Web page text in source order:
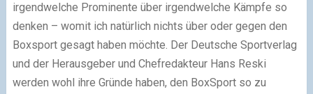
irgendwelche Prominente über irgendwelche Kämpfe so
denken – womit ich natürlich nichts über oder gegen den
Boxsport gesagt haben möchte. Der Deutsche Sportverlag
und der Herausgeber und Chefredakteur Hans Reski
werden wohl ihre Gründe haben, den BoxSport so zu